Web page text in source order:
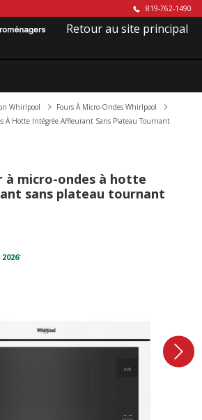
819-762-1490
Retour au site principal
Whirlpool
Fours À Micro-Ondes Whirlpool
À Hotte Intégrée Affleurant Sans Plateau Tournant
à micro-ondes à hotte
sans plateau tournant
*